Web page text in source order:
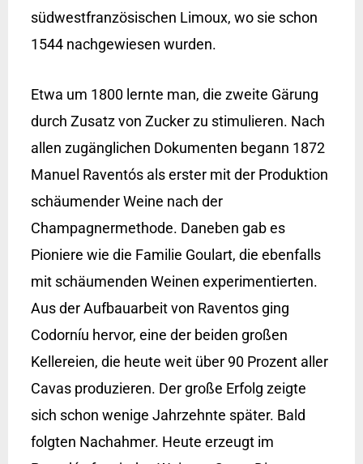
südwestfranzösischen Limoux, wo sie schon
1544 nachgewiesen wurden.
Etwa um 1800 lernte man, die zweite Gärung
durch Zusatz von Zucker zu stimulieren. Nach
allen zugänglichen Dokumenten begann 1872
Manuel Raventós als erster mit der Produktion
schäumender Weine nach der
Champagnermethode. Daneben gab es
Pioniere wie die Familie Goulart, die ebenfalls
mit schäumenden Weinen experimentierten.
Aus der Aufbauarbeit von Raventos ging
Codorníu hervor, eine der beiden großen
Kellereien, die heute weit über 90 Prozent aller
Cavas produzieren. Der große Erfolg zeigte
sich schon wenige Jahrzehnte später. Bald
folgten Nachahmer. Heute erzeugt im